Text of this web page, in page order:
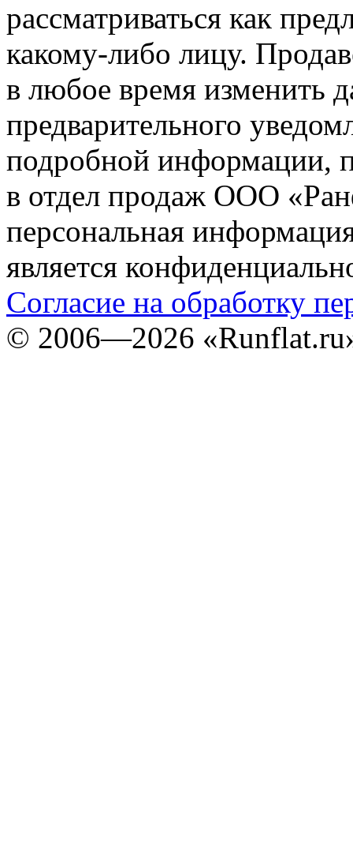
рассматриваться как
какому-либо лицу.
в любое время изменить
предварительного
подробной информации,
в отдел продаж ООО
персональная
является
Согласие на обработку
© 2006—2026